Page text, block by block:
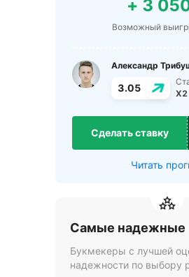
+ 3
Возможный
Александр
3.05
X2
Сделать ставку
Читать
Самые надежные
Букмекеры с лучшей
надежности по выбору